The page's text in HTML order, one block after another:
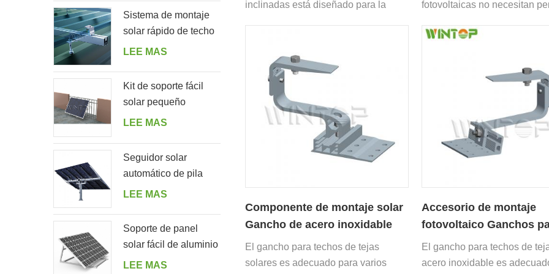
inclinadas está diseñado para la
fotovoltaicas no necesitan
del techo en absoluto.
Componente de montaje solar
Gancho de acero inoxidable
para techo de tejas
El gancho para techos de tejas
solares es adecuado para varios
Accesorio de montaje
fotovoltaico Ganchos
techo de tejas romanas
acero inoxidable
El gancho para techos de
acero inoxidable es
Sistema de montaje
solar rápido de techo
de hojalata con perno
LEE MAS
Kit de soporte fácil
solar pequeño
residencial para el
LEE MAS
Seguidor solar
automático de pila
única con 10 paneles
LEE MAS
Soporte de panel
solar fácil de aluminio
ajustable en ángulo
LEE MAS